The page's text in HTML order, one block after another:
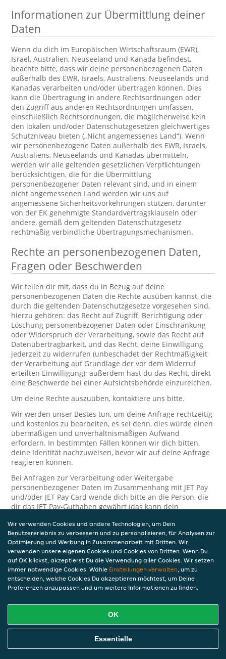
Informationen zur Übermittlung deiner
Daten
Wenn du dich im Europäischen Wirtschaftsraum (EWR),
Israel, Australien, Neuseeland und Kanada befindest,
beachte bitte, dass wir deine personenbezogenen Daten
außerhalb des EWR, Israels, Australiens, Neuseelands und
Kanadas verarbeiten und/oder übertragen können. Dies
kann die Übertragung in andere Rechtsordnungen oder
den Zugriff aus anderen Rechtsordnungen umfassen,
einschließlich Rechtsordnungen, die möglicherweise kein
den lokalen und/oder Datenschutzgesetzen gleichwertiges
Schutzniveau bieten („Nicht angemessenes Land“). Wenn
wir personenbezogene Daten außerhalb des EWR, Israels,
Australiens, Neuseelands und Kanadas übermitteln,
werden wir alle geltenden gesetzlichen Verpflichtungen
berücksichtigen, die für die Übermittlung
personenbezogener Daten relevant sind, und in einem
nicht angemessenen Land werden wir uns auf
angemessene Sicherheitsvorkehrungen stützen, darunter
von der EK genehmigte Standardvertragsklauseln oder
andere, gemäß dem geltenden Datenschutzgesetz
rechtmäßig verbindliche Übertragungsmechanismen.
Rechte an personenbezogenen Daten,
Fragen oder Beschwerden
Wir teilen dir mit, dass du in Bezug auf deine
personenbezogenen Daten die Rechte ausüben kannst, die
durch die geltenden Datenschutzgesetze vorgesehen sind,
hierzu gehören: das Recht auf Zugriff, Berichtigung oder
Löschung personenbezogener Daten oder Einschränkung
oder Widerspruch der Verarbeitung, sowie das Recht auf
Datenübertragbarkeit, und das Recht, deine Einwilligung
jederzeit zu widerrufen (unbeschadet der Rechtmäßigkeit
der Verarbeitung auf Grundlage der vor dem Widerruf
erteilten Einwilligung); außerdem hast du das Recht, direkt
eine Beschwerde bei einer Aufsichtsbehörde einzureichen.
Um deine Rechte auszuüben, kontaktiere uns bitte.
Wir werden unser Bestes tun, um deine Anfrage rechtzeitig
und kostenlos zu bearbeiten, es sei denn, dies würde einen
übermäßigen und unverhältnismäßigen Aufwand
erfordern. In bestimmten Fällen können wir dich bitten,
deine Identität nachzuweisen, bevor wir auf deine Anfrage
reagieren können.
Bei Anfragen zur Verarbeitung oder Weitergabe
personenbezogener Daten im Zusammenhang mit JET Pay
und/oder JET Pay Card wende dich bitte an die Person, die
dir das JET Pay-Guthaben gewährt (das kann dein
erforderlich, da JET und die Person, die dir das Guthaben
gewährt, eine separate Verantwortung für die Verarbeitung
und den Schutz deiner personenbezogenen Daten haben.
Solltest du weitere Fragen oder Beschwerden in Bezug auf
die Verarbeitung deiner personenbezogenen Daten haben,
kontaktieren wir dich gerne. Wir würden uns auch über
Tipps oder Vorschläge zur Verbesserung unserer Erklärung
JET nimmt den Schutz personenbezogener Daten sehr ernst
und daher ergreifen wir angemessene Maßnahmen, um
Wir verwenden Cookies und andere Technologien, um Dein
Benutzererlebnis zu verbessern und zu personalisieren, für Analysen zur
Optimierung und Werbung in Zusammenarbeit mit Dritten. Wir
verwenden unsere eigenen Cookies und Cookies von Dritten. Wenn Du
auf OK klickst, akzeptierst Du die Verwendung aller Cookies. Wir setzen
immer notwendige Cookies. Wähle Einstellungen verwalten, um zu
entscheiden, welche Cookies Du akzeptieren möchtest, um Deine
Präferenzen anzupassen und um weitere Informationen zu finden.
OK
Essentielle